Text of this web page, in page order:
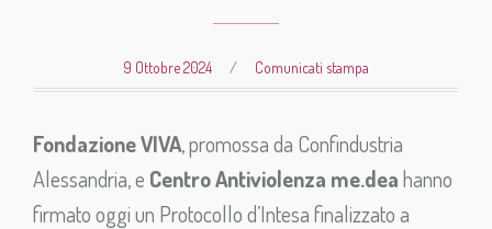
9 Ottobre 2024 / Comunicati stampa
Fondazione VIVA, promossa da Confindustria
Alessandria, e Centro Antiviolenza me.deahanno
firmato oggi un Protocollo d’Intesa finalizzato a